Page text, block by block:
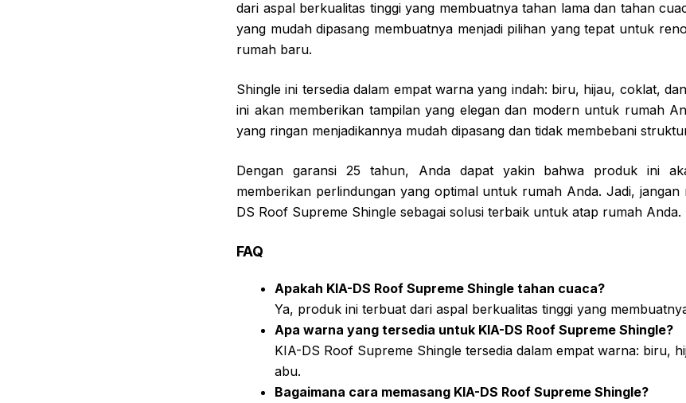
dari aspal berkualitas tinggi yang membuatnya tahan lama dan tahan
yang mudah dipasang membuatnya menjadi pilihan yang tepat untuk
rumah baru.
Shingle ini tersedia dalam empat warna yang indah: biru, hijau, coklat,
ini akan memberikan tampilan yang elegan dan modern untuk rumah
yang ringan menjadikannya mudah dipasang dan tidak membebani
Dengan garansi 25 tahun, Anda dapat yakin bahwa produk ini
memberikan perlindungan yang optimal untuk rumah Anda. Jadi,
DS Roof Supreme Shingle sebagai solusi terbaik untuk atap rumah Anda.
FAQ
Apakah KIA-DS Roof Supreme Shingle tahan cuaca?
Ya, produk ini terbuat dari aspal berkualitas tinggi yang
Apa warna yang tersedia untuk KIA-DS Roof Supreme Shingle?
KIA-DS Roof Supreme Shingle tersedia dalam empat warna: biru,
abu.
Bagaimana cara memasang KIA-DS Roof Supreme Shingle?